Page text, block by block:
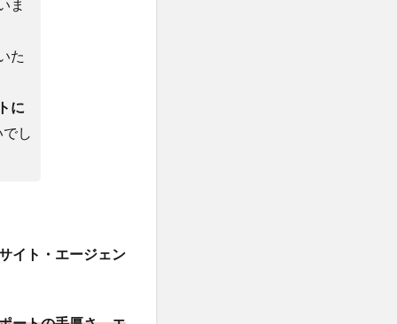
ま
た
に
でし
イト・エージェン